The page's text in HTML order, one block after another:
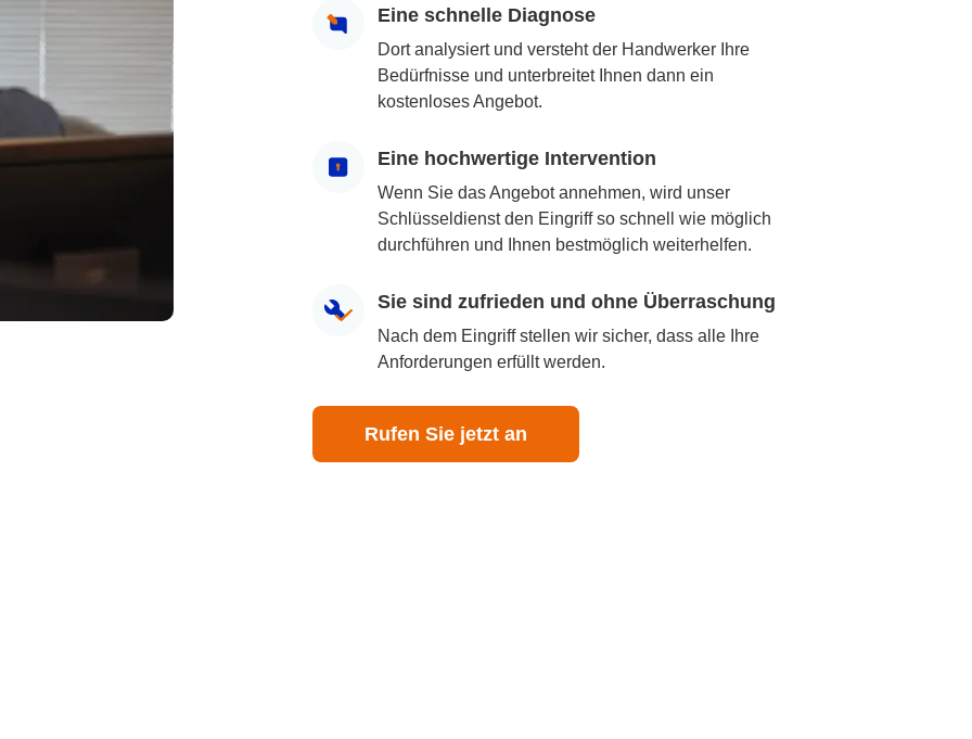
Eine schnelle Diagnose
Dort analysiert und versteht der Handwerker Ihre
Bedürfnisse und unterbreitet Ihnen dann ein
kostenloses Angebot.
Eine hochwertige Intervention
Wenn Sie das Angebot annehmen, wird unser
Schlüsseldienst den Eingriff so schnell wie möglich
durchführen und Ihnen bestmöglich weiterhelfen.
Sie sind zufrieden und ohne Überraschung
Nach dem Eingriff stellen wir sicher, dass alle Ihre
Anforderungen erfüllt werden.
Rufen Sie jetzt an